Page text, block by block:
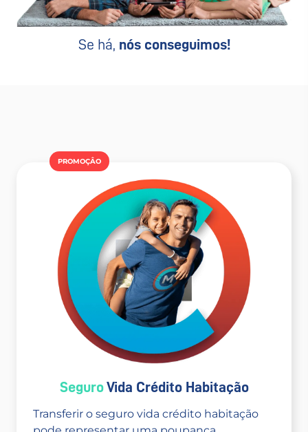
Se há, nós conseguimos!
PROMOÇÂO
SeguroVida Crédito Habitação
Transferir o seguro vida crédito habitação